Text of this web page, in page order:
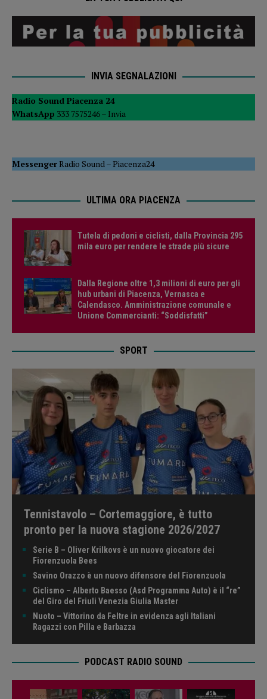
INVIA SEGNALAZIONI
Radio Sound Piacenza 24
WhatsApp 333 7575246 – Invia
MessengerRadio Sound –Piacenza24
ULTIMA ORA PIACENZA
Tutela di pedoni e ciclisti, dalla Provincia 295
mila euro per rendere le strade più sicure
Dalla Regione oltre 1,3 milioni di euro per gli
hub urbani di Piacenza, Vernasca e
Calendasco. Amministrazione comunale e
Unione Commercianti: “Soddisfatti”
SPORT
Tennistavolo – Cortemaggiore, è tutto
pronto per la nuova stagione 2026/2027
Serie B – Oliver Krilkovs è un nuovo giocatore dei
Fiorenzuola Bees
Savino Orazzo è un nuovo difensore del Fiorenzuola
Ciclismo – Alberto Baesso (Asd Programma Auto) è il “re”
del Giro del Friuli Venezia Giulia Master
Nuoto – Vittorino da Feltre in evidenza agli Italiani
Ragazzi con Pilla e Barbazza
PODCAST RADIO SOUND